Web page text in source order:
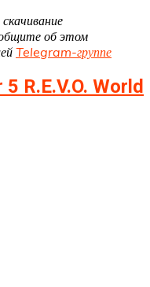
об этом
Telegram-группе
R.E.V.O. World